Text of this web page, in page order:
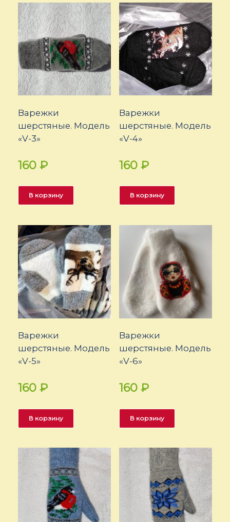
Варежки
шерстяные. Модель
«V-3»
160 ₽
В корзину
Варежки
шерстяные. Модель
«V-4»
160 ₽
В корзину
Варежки
шерстяные. Модель
«V-5»
160 ₽
В корзину
Варежки
шерстяные. Модель
«V-6»
160 ₽
В корзину